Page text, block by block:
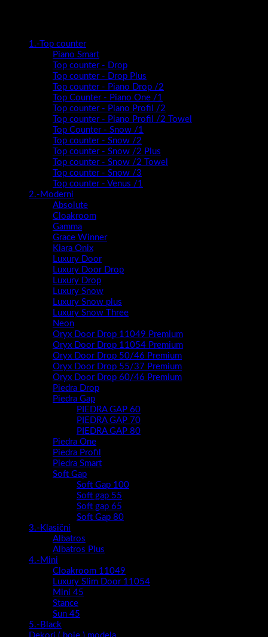
1.-Top counter
Piano Smart
Top counter - Drop
Top counter - Drop Plus
Top counter - Piano Drop /2
Top Counter - Piano One /1
Top counter - Piano Profil /2
Top counter - Piano Profil /2 Towel
Top Counter - Snow /1
Top counter - Snow /2
Top counter - Snow /2 Plus
Top counter - Snow /2 Towel
Top counter - Snow /3
Top counter - Venus /1
2.-Moderni
Absolute
Cloakroom
Gamma
Grace Winner
Kiara Onix
Luxury Door
Luxury Door Drop
Luxury Drop
Luxury Snow
Luxury Snow plus
Luxury Snow Three
Neon
Oryx Door Drop 11049 Premium
Oryx Door Drop 11054 Premium
Oryx Door Drop 50/46 Premium
Oryx Door Drop 55/37 Premium
Oryx Door Drop 60/46 Premium
Piedra Drop
Piedra Gap
PIEDRA GAP 60
PIEDRA GAP 70
PIEDRA GAP 80
Piedra One
Piedra Profil
Piedra Smart
Soft Gap
Soft Gap 100
Soft gap 55
Soft gap 65
Soft Gap 80
3.-Klasični
Albatros
Albatros Plus
4.-Mini
Cloakroom 11049
Luxury Slim Door 11054
Mini 45
Stance
Sun 45
5.-Black